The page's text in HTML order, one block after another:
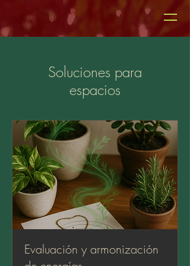
Soluciones para
espacios
Evaluación y armonización